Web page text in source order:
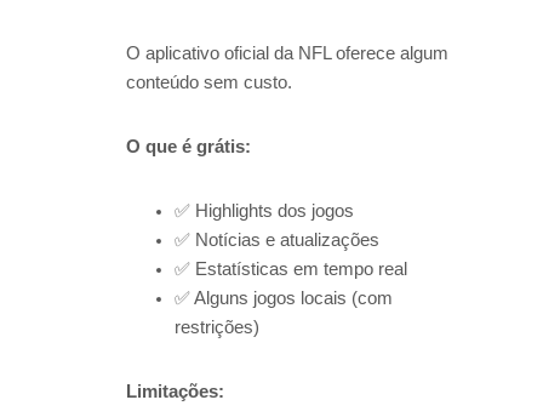
O aplicativo oficial da NFL oferece algum
conteúdo sem custo.
O que é grátis:
✅ Highlights dos jogos
✅ Notícias e atualizações
✅ Estatísticas em tempo real
✅ Alguns jogos locais (com
restrições)
Limitações: